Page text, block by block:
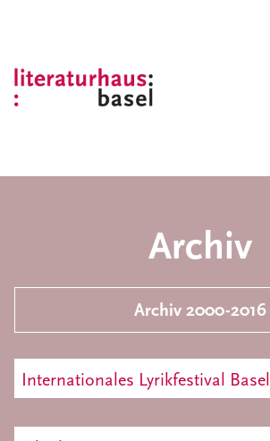
Archiv
Archiv 2000-2016
Internationales Lyrikfestival Basel